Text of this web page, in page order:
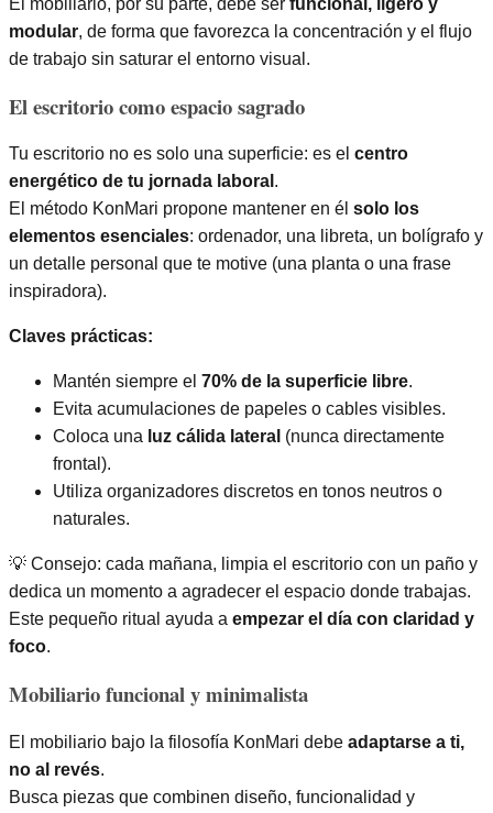
modular, de forma que favorezca la concentración y el flujo
de trabajo sin saturar el entorno visual.
El escritorio como espacio sagrado
Tu escritorio no es solo una superficie: es el centro
energético de tu jornada laboral .
El método KonMari propone mantener en él solo los
elementos esenciales: ordenador, una libreta, un bolígrafo y
un detalle personal que te motive (una planta o una frase
inspiradora).
Claves prácticas:
Mantén siempre el 70% de la superficie libre.
Evita acumulaciones de papeles o cables visibles.
Coloca una luz cálida lateral (nunca directamente
frontal).
Utiliza organizadores discretos en tonos neutros o
naturales.
💡 Consejo: cada mañana, limpia el escritorio con un paño y
dedica un momento a agradecer el espacio donde trabajas.
Este pequeño ritual ayuda a empezar el día con claridad y
foco.
Mobiliario funcional y minimalista
El mobiliario bajo la filosofía KonMari debe adaptarse a ti,
no al revés.
Busca piezas que combinen diseño, funcionalidad y